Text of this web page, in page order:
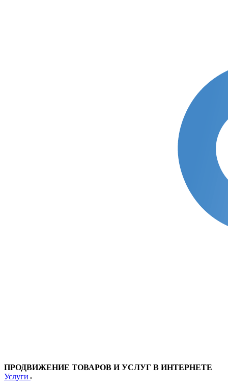
ПРОДВИЖЕНИЕ ТОВАРОВ И УСЛУГ В ИНТЕРНЕТЕ
Услуги